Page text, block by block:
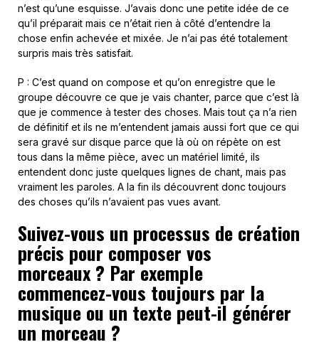
n’est qu’une esquisse. J’avais donc une petite idée de ce
qu’il préparait mais ce n’était rien à côté d’entendre la
chose enfin achevée et mixée. Je n’ai pas été totalement
surpris mais très satisfait.
P : C’est quand on compose et qu’on enregistre que le
groupe découvre ce que je vais chanter, parce que c’est là
que je commence à tester des choses. Mais tout ça n’a rien
de définitif et ils ne m’entendent jamais aussi fort que ce qui
sera gravé sur disque parce que là où on répète on est
tous dans la même pièce, avec un matériel limité, ils
entendent donc juste quelques lignes de chant, mais pas
vraiment les paroles. A la fin ils découvrent donc toujours
des choses qu’ils n’avaient pas vues avant.
Suivez-vous un processus de création
précis pour composer vos
morceaux ? Par exemple
commencez-vous toujours par la
musique ou un texte peut-il générer
un morceau ?